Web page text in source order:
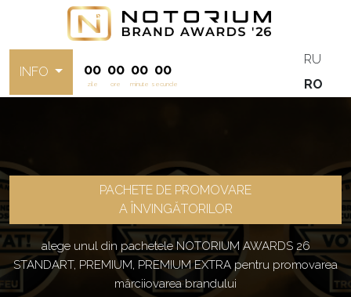
INFO 00
zile
00
ore
00
minute
00
secunde
RU
RO
PACHETE DE PROMOVARE
A ÎNVINGĂTORILOR
alege unul din pachetele NOTORIUM AWARDS 26
STANDART, PREMIUM, PREMIUM EXTRA pentru promovarea
mărciiovarea brandului